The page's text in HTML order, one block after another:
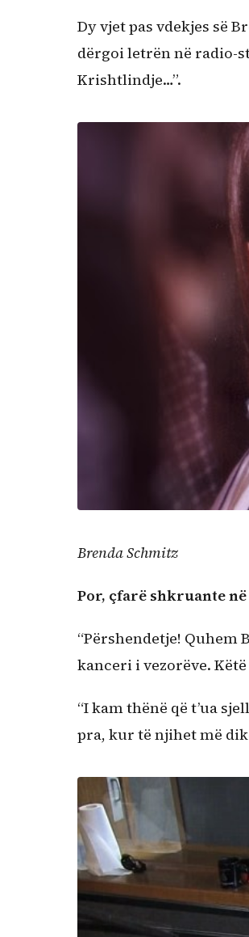
Dy vjet pas vdekjes së
dërgoi letrën në radio-
Krishtlindje…”.
Brenda Schmitz
Por, çfarë shkruante
“Përshendetje! Quhem
kanceri i vezorëve.
“I kam thënë që t’ua
pra, kur të njihet më